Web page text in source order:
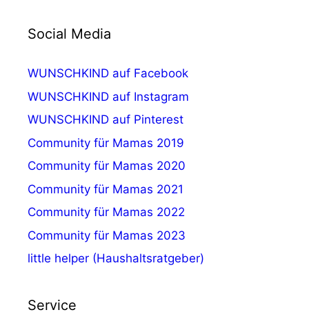
Social Media
WUNSCHKIND auf Facebook
WUNSCHKIND auf Instagram
WUNSCHKIND auf Pinterest
Community für Mamas 2019
Community für Mamas 2020
Community für Mamas 2021
Community für Mamas 2022
Community für Mamas 2023
little helper (Haushaltsratgeber)
Service